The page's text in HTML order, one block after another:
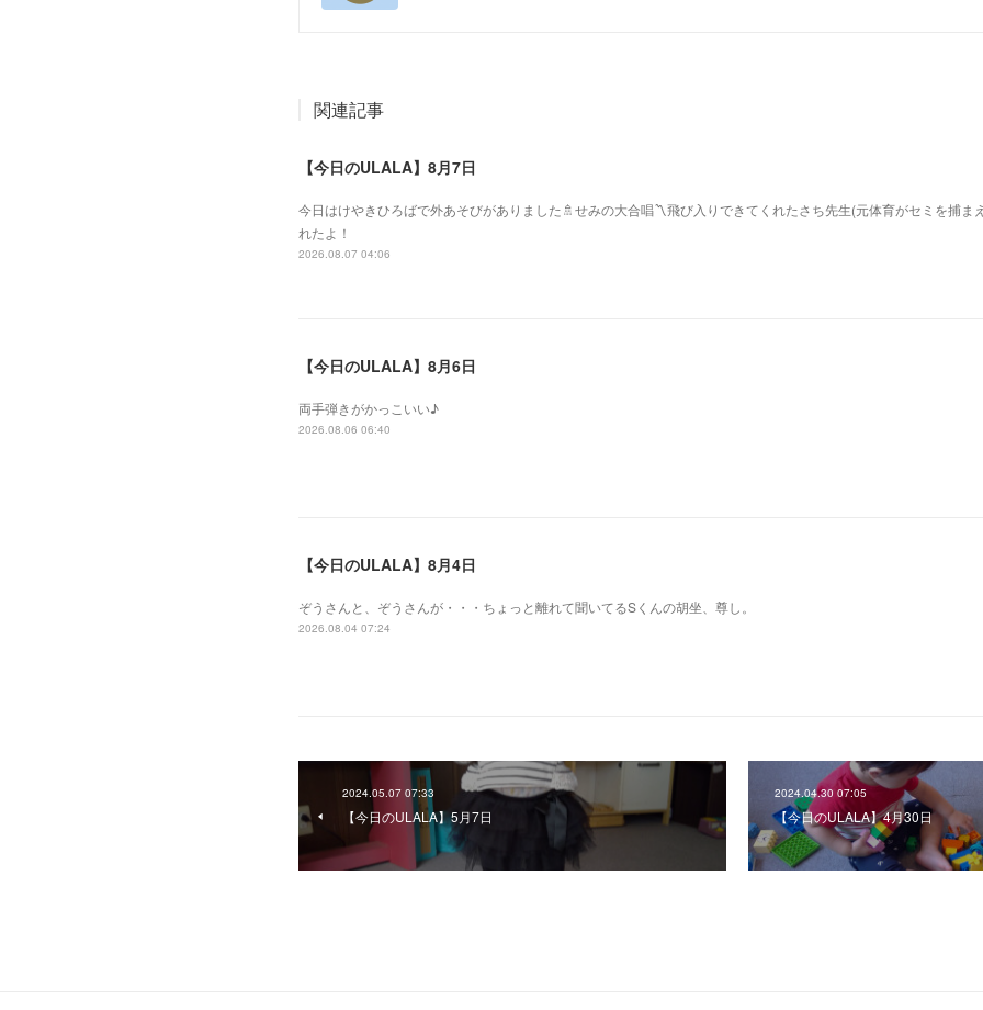
関連記事
【今日のULALA】8月7日
今日はけやきひろばで外あそびがありました🚿せみの大合唱〽飛び入りできてくれたさち先生(元体育がセミを捕ま
れたよ！
2026.08.07 04:06
【今日のULALA】8月6日
両手弾きがかっこいい♪
2026.08.06 06:40
【今日のULALA】8月4日
ぞうさんと、ぞうさんが・・・ちょっと離れて聞いてるSくんの胡坐、尊し。
2026.08.04 07:24
2024.05.07 07:33
【今日のULALA】5月7日
2024.04.30 07:05
【今日のULALA】4月30日